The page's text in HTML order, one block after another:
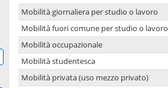
Mobilità giornaliera per studio o lavoro
Mobilità fuori comune per studio o lavoro
Mobilità occupazionale
Mobilità studentesca
Mobilità privata (uso mezzo privato)